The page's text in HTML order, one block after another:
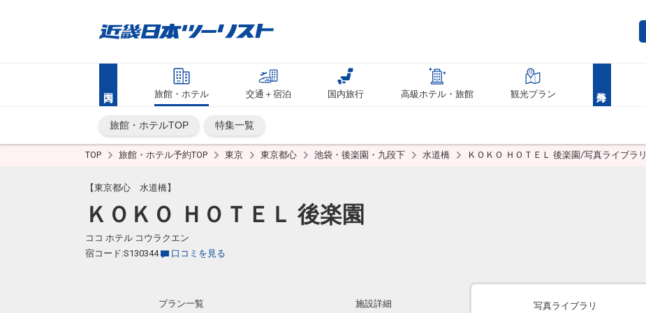
旅館・ホテル 交通＋宿泊 国内旅行 高級ホテル・旅館 観光プラン
旅館・ホテルTOP 特集一覧
TOP 旅館・ホテル予約TOP 東京 東京都心 池袋・後楽園・九段下 水道橋 ＫＯＫＯ ＨＯＴＥＬ 後楽園/写真ライブラリ
【東京都心 水道橋】
ＫＯＫＯ ＨＯＴＥＬ 後楽園
ココ ホテル コウラクエン
宿コード:S130344
口コミを見る
プラン一覧 施設詳細 写真ライブラリ